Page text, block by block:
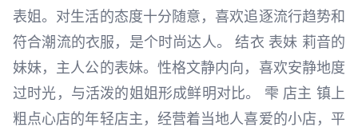
表姐。对生活的态度十分随意，喜欢追逐流行趋势和
符合潮流的衣服，是个时尚达人。 结衣 表妹 莉音的
妹妹，主人公的表妹。性格文静内向，喜欢安静地度
过时光，与活泼的姐姐形成鲜明对比。 雫 店主 镇上
粗点心店的年轻店主，经营着当地人喜爱的小店，平